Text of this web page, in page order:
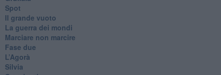
Spot
​Il grande vuoto
​La guerra dei mondi
Marciare non marcire
Fase due
L’Agorà
Silvia